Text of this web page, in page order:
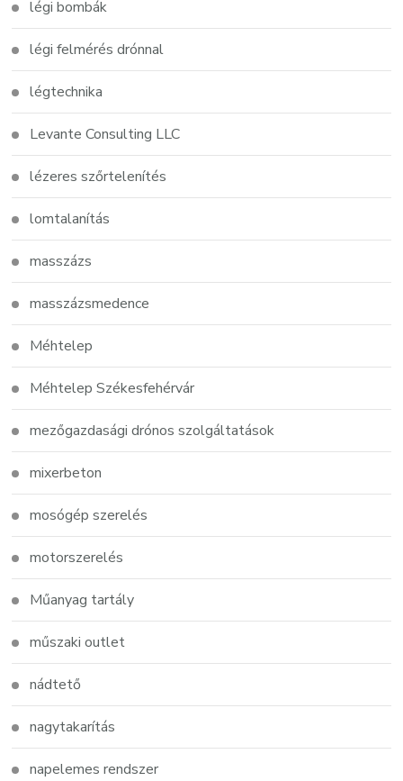
légi bombák
légi felmérés drónnal
légtechnika
Levante Consulting LLC
lézeres szőrtelenítés
lomtalanítás
masszázs
masszázsmedence
Méhtelep
Méhtelep Székesfehérvár
mezőgazdasági drónos szolgáltatások
mixerbeton
mosógép szerelés
motorszerelés
Műanyag tartály
műszaki outlet
nádtető
nagytakarítás
napelemes rendszer